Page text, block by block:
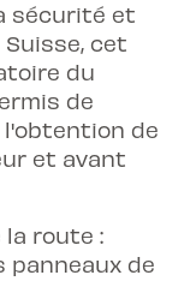
sécurité et
cet
du
de
de
et avant
la route :
panneaux de